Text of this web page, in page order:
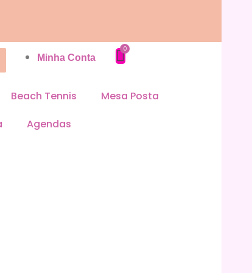
Minha Conta
Beach Tennis
Mesa Posta
Agendas